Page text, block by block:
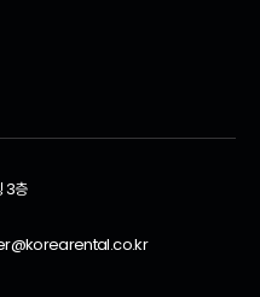
3층